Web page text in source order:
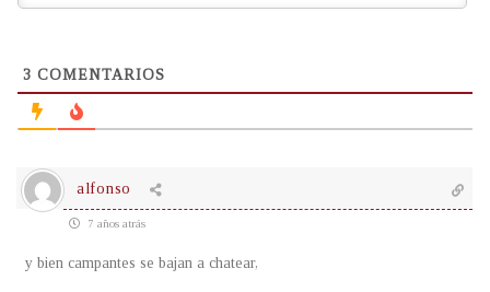
3 COMENTARIOS
alfonso
7 años atrás
y bien campantes se bajan a chatear,